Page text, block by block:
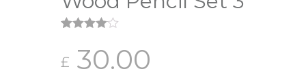
4.00z 5
na základe
zákazníckej
£ 30.00